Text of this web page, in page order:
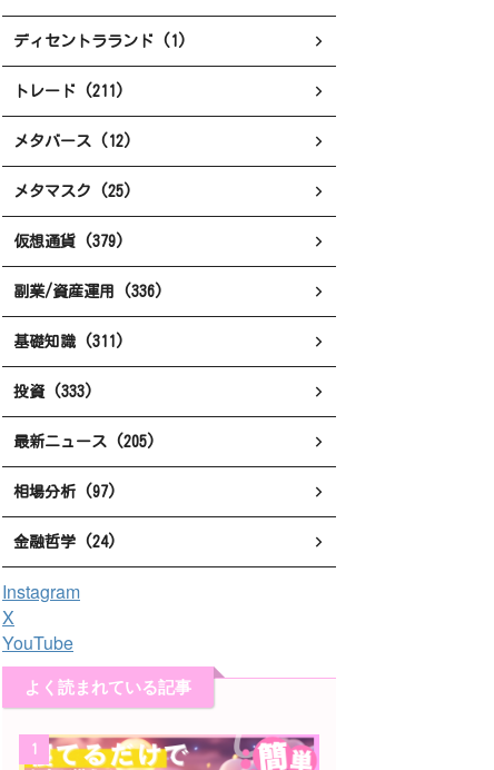
ディセントラランド (1)
トレード (211)
メタバース (12)
メタマスク (25)
仮想通貨 (379)
副業/資産運用 (336)
基礎知識 (311)
投資 (333)
最新ニュース (205)
相場分析 (97)
金融哲学 (24)
Instagram
X
YouTube
よく読まれている記事
1